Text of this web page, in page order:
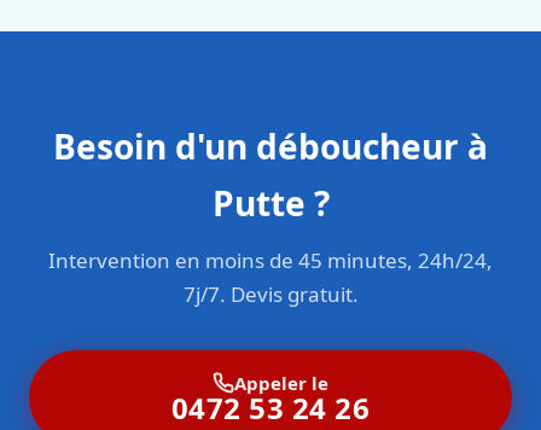
Besoin d'un déboucheur à
Putte ?
Intervention en moins de 45 minutes, 24h/24,
7j/7. Devis gratuit.
Appeler le
0472 53 24 26